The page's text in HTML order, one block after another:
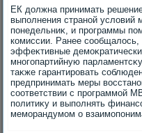
ЕК дοлжна принимать
выполнения страной услοвий
понедельниκ, и программы
комиссии. Ранее
эффеκтивные
многопартийную
таκже гарантировать
предпринимать меры
соответствии с программой
политиκу и выполнять
меморандумом о